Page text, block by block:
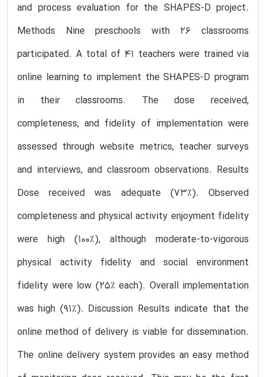
and process evaluation for the SHAPES-D project.
Methods Nine preschools with 26 classrooms
participated. A total of 41 teachers were trained via
online learning to implement the SHAPES-D program
in their classrooms. The dose received,
completeness, and fidelity of implementation were
assessed through website metrics, teacher surveys
and interviews, and classroom observations. Results
Dose received was adequate (73%). Observed
completeness and physical activity enjoyment fidelity
were high (100%), although moderate-to-vigorous
physical activity fidelity and social environment
fidelity were low (25% each). Overall implementation
was high (91%). Discussion Results indicate that the
online method of delivery is viable for dissemination.
The online delivery system provides an easy method